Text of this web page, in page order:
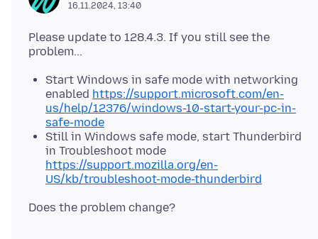
16.11.2024, 13:40
Please update to 128.4.3. If you still see the
Start Windows in safe mode with networking
enabled https://support.microsoft.com/en-
us/help/12376/windows-10-start-your-pc-in-
safe-mode
Still in Windows safe mode, start Thunderbird
in Troubleshoot mode
https://support.mozilla.org/en-
US/kb/troubleshoot-mode-thunderbird